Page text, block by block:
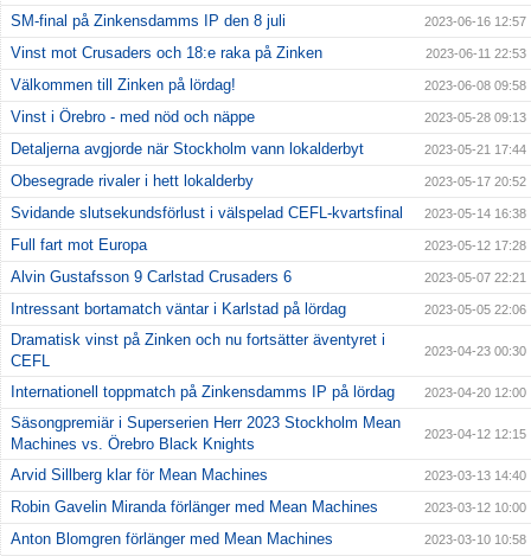
SM-final på Zinkensdamms IP den 8 juli 2023-06-16 12:57
Vinst mot Crusaders och 18:e raka på Zinken 2023-06-11 22:53
Välkommen till Zinken på lördag! 2023-06-08 09:58
Vinst i Örebro - med nöd och näppe 2023-05-28 09:13
Detaljerna avgjorde när Stockholm vann lokalderbyt 2023-05-21 17:44
Obesegrade rivaler i hett lokalderby 2023-05-17 20:52
Svidande slutsekundsförlust i välspelad CEFL-kvartsfinal 2023-05-14 16:38
Full fart mot Europa 2023-05-12 17:28
Alvin Gustafsson 9 Carlstad Crusaders 6 2023-05-07 22:21
Intressant bortamatch väntar i Karlstad på lördag 2023-05-05 22:06
Dramatisk vinst på Zinken och nu fortsätter äventyret i
CEFL
2023-04-23 00:30
Internationell toppmatch på Zinkensdamms IP på lördag 2023-04-20 12:00
Säsongpremiär i Superserien Herr 2023 Stockholm Mean
Machines vs. Örebro Black Knights
2023-04-12 12:15
Arvid Sillberg klar för Mean Machines 2023-03-13 14:40
Robin Gavelin Miranda förlänger med Mean Machines 2023-03-12 10:00
Anton Blomgren förlänger med Mean Machines 2023-03-10 10:58